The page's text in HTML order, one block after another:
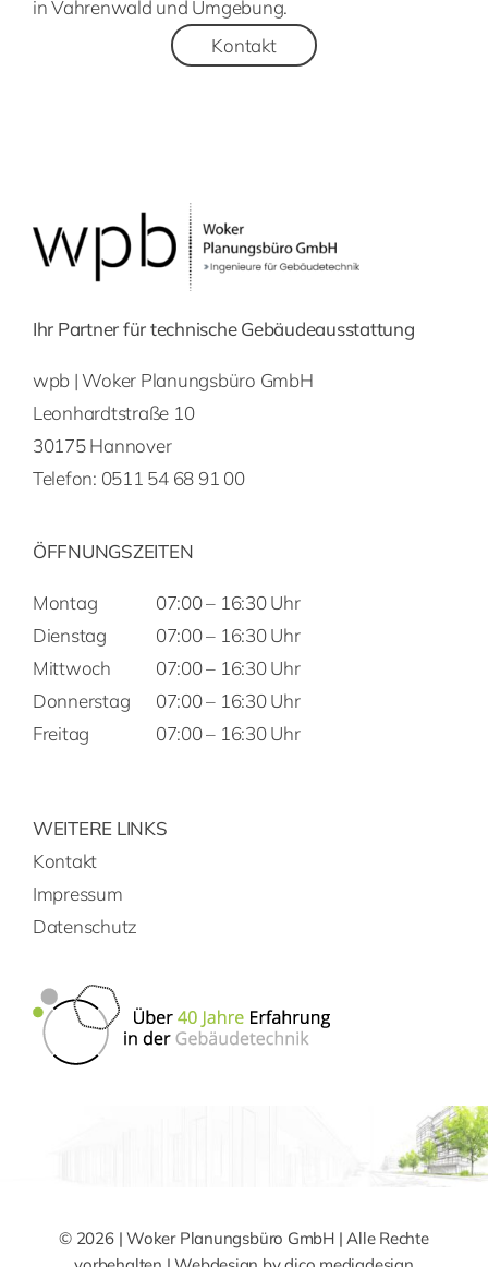
in Vahrenwald und Umgebung.
Kontakt
Ihr Partner für technische Gebäudeausstattung
wpb | Woker Planungsbüro GmbH
Leonhardtstraße 10
30175 Hannover
Telefon: 0511 54 68 91 00
ÖFFNUNGSZEITEN
Montag
Dienstag
Mittwoch
Donnerstag
Freitag
07:00 – 16:30 Uhr
07:00 – 16:30 Uhr
07:00 – 16:30 Uhr
07:00 – 16:30 Uhr
07:00 – 16:30 Uhr
WEITERE LINKS
Kontakt
Impressum
Datenschutz
© 2026 | Woker Planungsbüro GmbH | Alle Rechte